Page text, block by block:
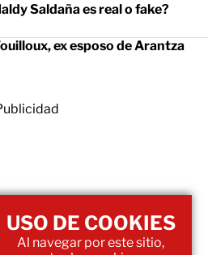
Saldaña es real o fake?
ex esposo de Arantza
USO DE COOKIES
Al navegar por este sitio,